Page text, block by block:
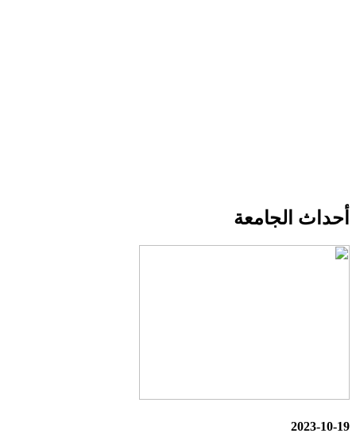
أحداث الجامعة
2023-10-19